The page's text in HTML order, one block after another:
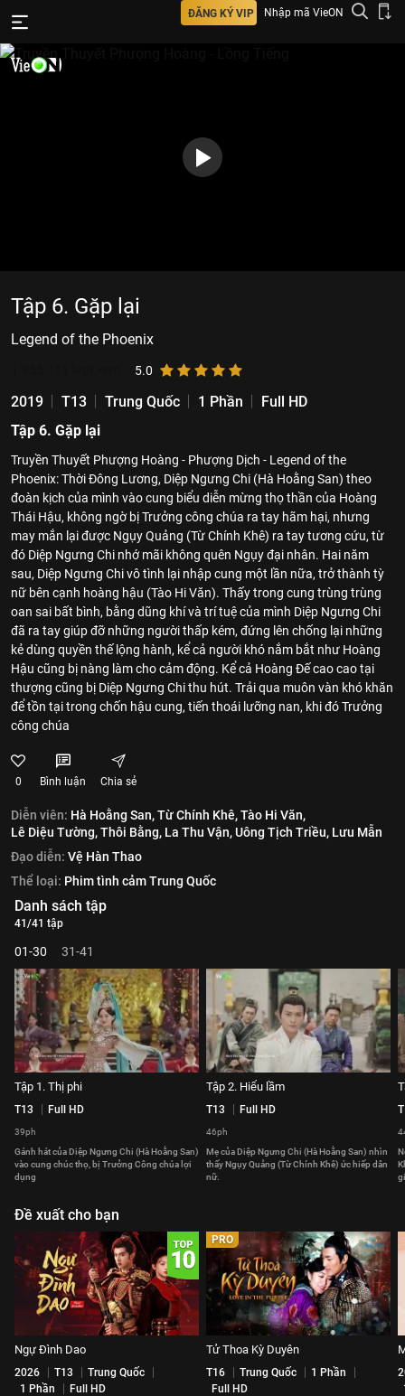
ĐĂNG KÝ VIP Nhập mã VieON
Tập 6. Gặp lại
Legend of the Phoenix
5.0
2019 T13 Trung Quốc 1 Phần
Full HD
Tập 6. Gặp lại
Truyền Thuyết Phượng Hoàng - Phượng Dịch - Legend of the
Phoenix: Thời Đông Lương, Diệp Ngưng Chi (Hà Hoằng San) theo
đoàn kịch của mình vào cung biểu diễn mừng thọ thần của Hoàng
Thái Hậu, không ngờ bị Trưởng công chúa ra tay hãm hại, nhưng
may mắn lại được Ngụy Quảng (Từ Chính Khê) ra tay tương cứu, từ
đó Diệp Ngưng Chi nhớ mãi không quên Ngụy đại nhân. Hai năm
sau, Diệp Ngưng Chi vô tình lại nhập cung một lần nữa, trở thành tỳ
nữ bên cạnh hoàng hậu (Tào Hi Văn). Thấy trong cung trùng trùng
oan sai bất bình, bằng dũng khí và trí tuệ của mình Diệp Ngưng Chi
đã ra tay giúp đỡ những người thấp kém, đứng lên chống lại những
kẻ dùng quyền thế lộng hành, kể cả người khó nắm bắt như Hoàng
Hậu cũng bị nàng làm cho cảm động. Kể cả Hoàng Đế cao cao tại
thượng cũng bị Diệp Ngưng Chi thu hút. Trải qua muôn vàn khó khăn
để tồn tại trong chốn hậu cung, tiến thoái lưỡng nan, khi đó Trưởng
công chúa
0 Bình luận Chia sẻ
Diễn viên: Hà Hoằng San,Từ Chính Khê,Tào Hi Văn,
Lê Diệu Tường,Thôi Bằng, La Thu Vận,Uông Tịch Triều, Lưu Mẫn
Đạo diễn: Vệ Hàn Thao
Thể loại: Phim tình cảm Trung Quốc
Danh sách tập
41/41 tập
01-30 31-41
Tập 1. Thị phi
T13 Full HD
39ph
Gánh hát của Diệp Ngưng Chi (Hà Hoằng San)
vào cung chúc thọ, bị Trưởng Công chúa lợi
dụng
Tập 2. Hiểu lầm
T13 Full HD
46ph
Mẹ của Diệp Ngưng Chi (Hà Hoằng San) nhìn
thấy Ngụy Quảng (Từ Chính Khê) ức hiếp dân
nữ.
Đề xuất cho bạn
Ngự Đình Dao
2026 T13
Trung Quốc
1 Phần
Full HD
PRO
Tử Thoa Kỳ Duyên
T16 Trung Quốc
1 Phần
Full HD